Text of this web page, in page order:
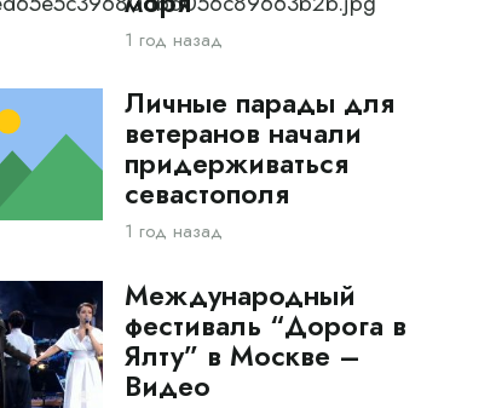
1 год назад
Личные парады для
ветеранов начали
придерживаться
севастополя
1 год назад
Международный
фестиваль “Дорога в
Ялту” в Москве –
Видео